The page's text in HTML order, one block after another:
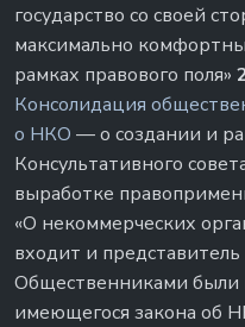
государство со своей
максимально
рамках правового поля»
Консолидация
о НКО — о создании и
Консультативного
выработке
«О некоммерческих
входит и
Общественниками
имеющегося закона об